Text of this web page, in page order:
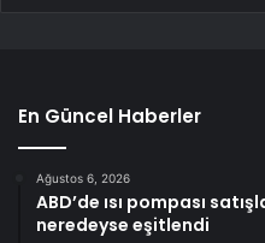
En Güncel Haberler
Ağustos 6, 2026
ABD’de ısı pompası
neredeyse eşitlendi